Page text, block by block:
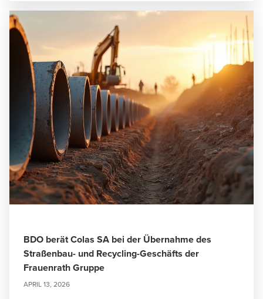
BDO berät Colas SA bei der Übernahme des
Straßenbau- und Recycling-Geschäfts der
Frauenrath Gruppe
APRIL 13, 2026